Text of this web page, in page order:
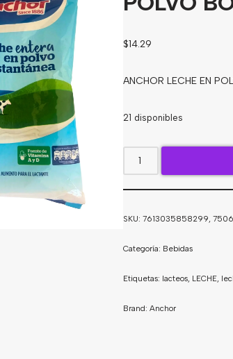
$14.29
ANCHOR LECHE EN
21 disponibles
SKU: 7613035858299,
Categoría: Bebidas
Etiquetas: lacteos, LECHE,
Brand: Anchor